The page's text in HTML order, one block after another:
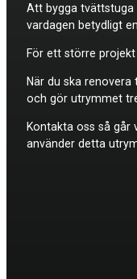
Att bygga
vardagen betydligt
För ett större
När du ska
och gör utrymmet
Kontakta oss så
använder detta